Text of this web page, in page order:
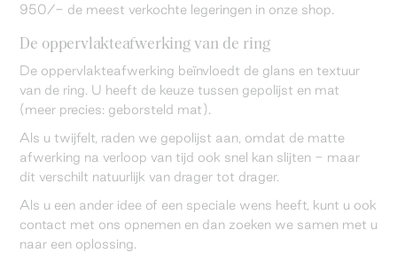
950/- de meest verkochte legeringen in onze shop.
De oppervlakteafwerking van de ring
De oppervlakteafwerking beïnvloedt de glans en textuur
van de ring. U heeft de keuze tussen gepolijst en mat
(meer precies: geborsteld mat).
Als u twijfelt, raden we gepolijst aan, omdat de matte
afwerking na verloop van tijd ook snel kan slijten - maar
dit verschilt natuurlijk van drager tot drager.
Als u een ander idee of een speciale wens heeft, kunt u ook
contact met ons opnemen en dan zoeken we samen met u
naar een oplossing.